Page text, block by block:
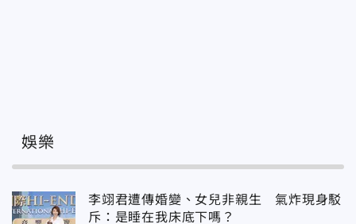
娛樂
李翊君遭傳婚變、女兒非親生 氣炸現身駁
斥：是睡在我床底下嗎？